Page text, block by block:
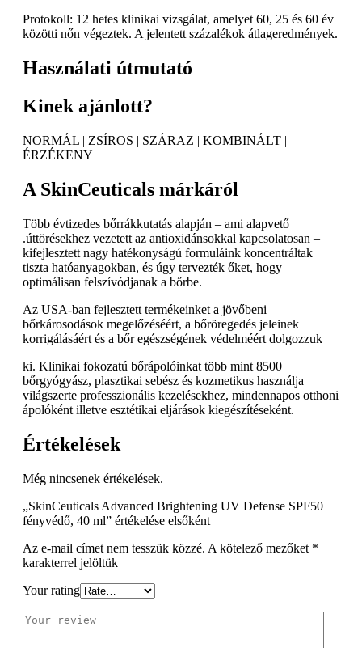
Protokoll: 12 hetes klinikai vizsgálat, amelyet 60, 25 és 60 év
közötti nőn végeztek. A jelentett százalékok átlageredmények.
Használati útmutató
Kinek ajánlott?
NORMÁL | ZSÍROS | SZÁRAZ | KOMBINÁLT |
ÉRZÉKENY
A SkinCeuticals márkáról
Több évtizedes bőrrákkutatás alapján – ami alapvető
.úttörésekhez vezetett az antioxidánsokkal kapcsolatosan –
kifejlesztett nagy hatékonyságú formuláink koncentráltak
tiszta hatóanyagokban, és úgy tervezték őket, hogy
optimálisan felszívódjanak a bőrbe.
Az USA-ban fejlesztett termékeinket a jövőbeni
bőrkárosodások megelőzéséért, a bőröregedés jeleinek
korrigálásáért és a bőr egészségének védelméért dolgozzuk
ki. Klinikai fokozatú bőrápolóinkat több mint 8500
bőrgyógyász, plasztikai sebész és kozmetikus használja
világszerte professzionális kezelésekhez, mindennapos otthoni
ápolóként illetve esztétikai eljárások kiegészítéseként.
Értékelések
Még nincsenek értékelések.
„SkinCeuticals Advanced Brightening UV Defense SPF50
fényvédő, 40 ml” értékelése elsőként
Az e-mail címet nem tesszük közzé. A kötelező mezőket *
karakterrel jelöltük
Your rating